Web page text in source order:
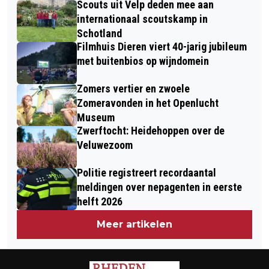
Scouts uit Velp deden mee aan
internationaal scoutskamp in
Schotland
Filmhuis Dieren viert 40-jarig jubileum
met buitenbios op wijndomein
Zomers vertier en zwoele
Zomeravonden in het Openlucht
Museum
Zwerftocht: Heidehoppen over de
Veluwezoom
Politie registreert recordaantal
meldingen over nepagenten in eerste
helft 2026
Meer artikelen